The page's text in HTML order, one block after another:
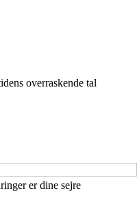
overraskende tal
er dine sejre